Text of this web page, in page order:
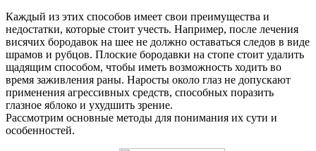
Каждый из этих способов имеет свои преимущества и
недостатки, которые стоит учесть. Например, после лечения
висячих бородавок на шее не должно оставаться следов в виде
шрамов и рубцов. Плоские бородавки на стопе стоит удалить
щадящим способом, чтобы иметь возможность ходить во
время заживления раны. Наросты около глаз не допускают
применения агрессивных средств, способных поразить
глазное яблоко и ухудшить зрение.
Рассмотрим основные методы для понимания их сути и
особенностей.